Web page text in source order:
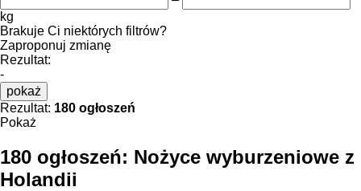
kg
Brakuje Ci niektórych filtrów?
Zaproponuj zmianę
Rezultat:
-
pokaż
Rezultat: 180 ogłoszeń
Pokaż
180 ogłoszeń: Nożyce wyburzeniowe z
Holandii